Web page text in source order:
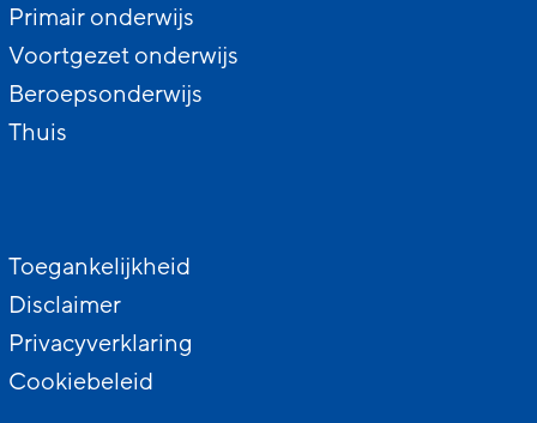
Primair onderwijs
Voortgezet onderwijs
Beroepsonderwijs
Thuis
Toegankelijkheid
Disclaimer
Privacyverklaring
Cookiebeleid